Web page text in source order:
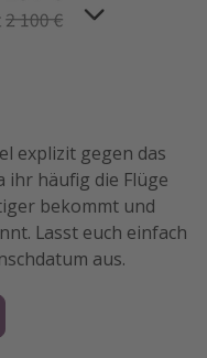
explizit gegen das
ihr häufig die Flüge
bekommt und
Lasst euch einfach
aus.